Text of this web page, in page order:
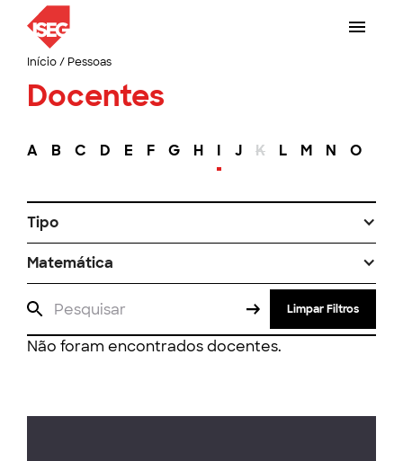
Início/ Pessoas
Docentes
A B C D E F G H I J K L M N O
Tipo
Matemática
Limpar Filtros
Não foram encontrados docentes.